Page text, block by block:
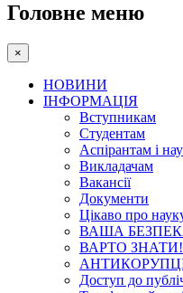
Головне меню
×
НОВИНИ
ІНФОРМАЦІЯ
Вступникам
Студентам
Аспірантам і
Викладачам
Вакансії
Документи
Цікаво про
ВАША
ВАРТО ЗНАТИ!
Доступ до